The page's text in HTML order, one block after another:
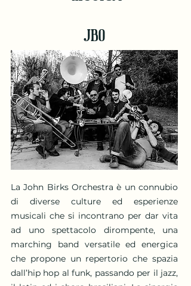
JBO
La John Birks Orchestra è un connubio
di diverse culture ed esperienze
musicali che si incontrano per dar vita
ad uno spettacolo dirompente, una
marching band versatile ed energica
che propone un repertorio che spazia
dall’hip hop al funk, passando per il jazz,